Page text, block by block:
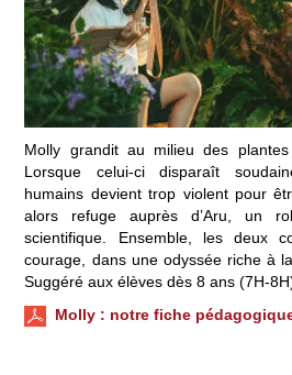
Molly grandit au milieu des
Lorsque celui-ci disparaît
humains devient trop violent pour
alors refuge auprès d’Aru, un
scientifique. Ensemble, les deux
courage, dans une odyssée riche à
Suggéré aux élèves dès 8 ans (7H-
Molly : notre fiche